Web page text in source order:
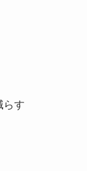
らす